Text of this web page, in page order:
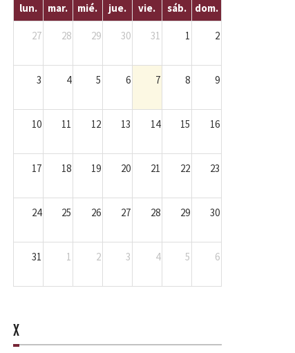
lun. mar. mié. jue. vie. sáb. dom.
27 28 29 30 31 1 2
3 4 5 6 7 8 9
10 11 12 13 14 15 16
17 18 19 20 21 22 23
24 25 26 27 28 29 30
31 1 2 3 4 5 6
X